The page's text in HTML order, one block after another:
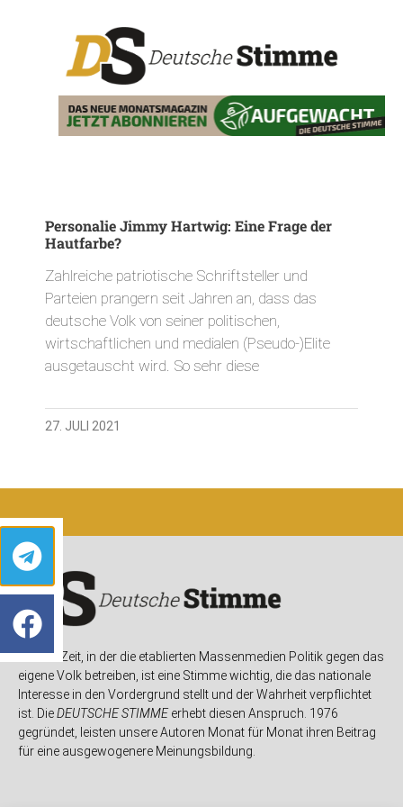
Personalie Jimmy Hartwig: Eine Frage der
Hautfarbe?
Zahlreiche patriotische Schriftsteller und
Parteien prangern seit Jahren an, dass das
deutsche Volk von seiner politischen,
wirtschaftlichen und medialen (Pseudo-)Elite
ausgetauscht wird. So sehr diese
27. JULI 2021
In einer Zeit, in der die etablierten Massenmedien Politik gegen das
eigene Volk betreiben, ist eine Stimme wichtig, die das nationale
Interesse in den Vordergrund stellt und der Wahrheit verpflichtet
ist. DieDEUTSCHE STIMMEerhebt diesen Anspruch. 1976
gegründet, leisten unsere Autoren Monat für Monat ihren Beitrag
für eine ausgewogenere Meinungsbildung.